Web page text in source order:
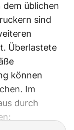
üblichen
sind
Überlastete
können
Im
durch